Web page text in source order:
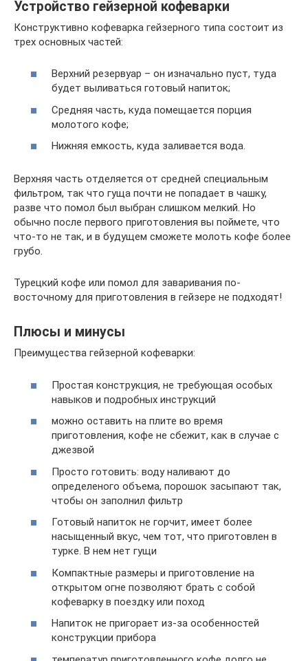
Устройство гейзерной кофеварки
Конструктивно кофеварка гейзерного типа состоит из
трех основных частей:
Верхний резервуар – он изначально пуст, туда
будет выливаться готовый напиток;
Средняя часть, куда помещается порция
молотого кофе;
Нижняя емкость, куда заливается вода.
Верхняя часть отделяется от средней специальным
фильтром, так что гуща почти не попадает в чашку,
разве что помол был выбран слишком мелкий. Но
обычно после первого приготовления вы поймете, что
что-то не так, и в будущем сможете молоть кофе более
грубо.
Турецкий кофе или помол для заваривания по-
восточному для приготовления в гейзере не подходят!
Плюсы и минусы
Преимущества гейзерной кофеварки:
Простая конструкция, не требующая особых
навыков и подробных инструкций
можно оставить на плите во время
приготовления, кофе не сбежит, как в случае с
джезвой
Просто готовить: воду наливают до
определеного объема, порошок засыпают так,
чтобы он заполнил фильтр
Готовый напиток не горчит, имеет более
насыщенный вкус, чем тот, что приготовлен в
турке. В нем нет гущи
Компактные размеры и приготовление на
открытом огне позволяют брать с собой
кофеварку в поездку или поход
Напиток не пригорает из-за особенностей
конструкции прибора